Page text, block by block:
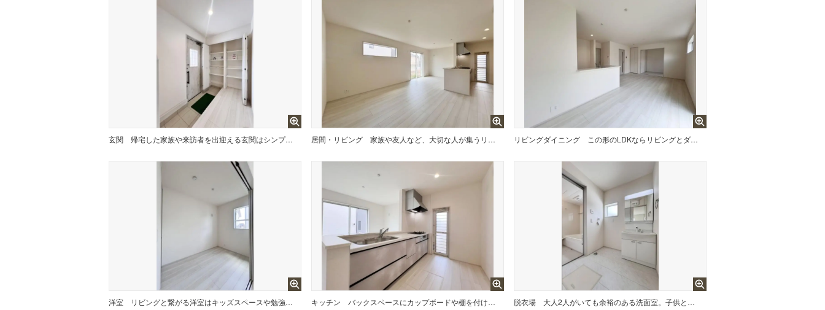
玄関 帰宅した家族や来訪者を出迎える玄関はシンプルで落ち着くデザイン。 居間・リビング 家族や友人など、大切な人が集うリビング。ここから始まる暮らしの中で、様々な会話やドラマが生まれ、あなたの大切な思い出になる。 リビングダイニング この形のLDKならリビングとダイニングでテイストを変えても違和感なし。みんなでアイディアを出し合って私達だけのオリジナル空間にコーディネイト。
洋室 リビングと繋がる洋室はキッズスペースや勉強部屋にピッタリ。多少散らかっても、仕切りを閉めれば問題なし。のびのび過ごせる秘密基地。 キッチン バックスペースにカップボードや棚を付けても余裕のあるキッチン。収納たっぷりで調味料や調理器具もスッキリ片付く。 脱衣場 大人2人がいても余裕のある洗面室。子供と一緒に歯磨きしながら、鏡に映る自分と子供の身長差に成長を感じる日が来るかも。